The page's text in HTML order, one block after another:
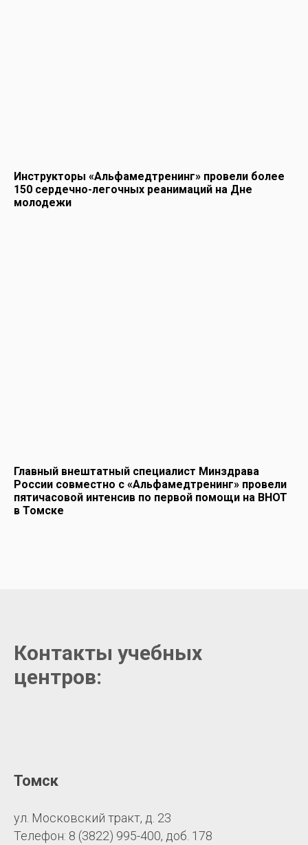
Инструкторы «Альфамедтренинг» провели более
150 сердечно-легочных реанимаций на Дне
молодежи
Главный внештатный специалист Минздрава
России совместно с «Альфамедтренинг» провели
пятичасовой интенсив по первой помощи на ВНОТ
в Томске
Контакты учебных
центров:
Томск
ул. Московский тракт, д. 23
Телефон: 8 (3822) 995-400, доб. 178